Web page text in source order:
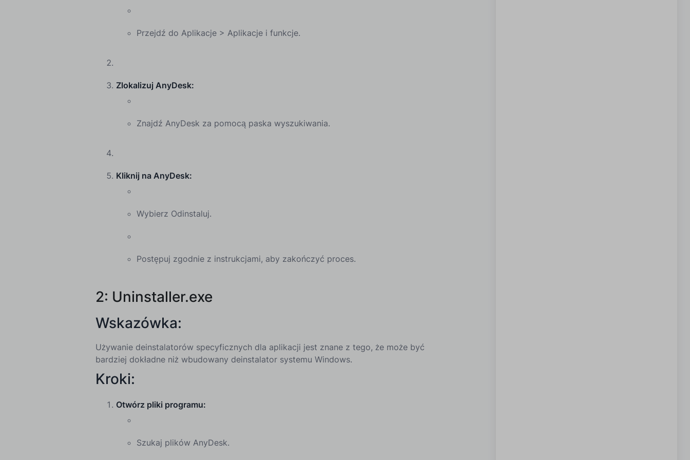
Przejdź do Aplikacje > Aplikacje i funkcje.
Zlokalizuj AnyDesk:
Znajdź AnyDesk za pomocą paska wyszukiwania.
Kliknij na AnyDesk:
Wybierz Odinstaluj.
Postępuj zgodnie z instrukcjami, aby zakończyć proces.
2: Uninstaller.exe
Wskazówka:
Używanie deinstalatorów specyficznych dla aplikacji jest znane z tego, że może być
bardziej dokładne niż wbudowany deinstalator systemu Windows.
Kroki:
Otwórz pliki programu:
Szukaj plików AnyDesk.